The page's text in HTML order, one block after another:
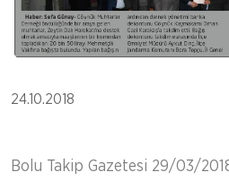
24.10.2018
Bolu Takip Gazetesi 29/03/